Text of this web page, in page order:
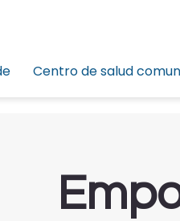
Centro de salud